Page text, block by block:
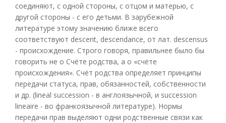
соединяют, с одной стороны, с отцом и матерью, с
другой стороны - с его детьми. В зарубежной
литературе этому значению ближе всего
соответствуют descent, descendance, от лат. descensus
- происхождение. Строго говоря, правильнее было бы
говорить не о Счёте родства, а о «счёте
происхождения». Счёт родства определяет принципы
передачи статуса, прав, обязанностей, собственности
и др. (lineal succession - в англоязычной, и succession
lineaire - во франкоязычной литературе). Нормы
передачи прав выделяют одни родственные связи как